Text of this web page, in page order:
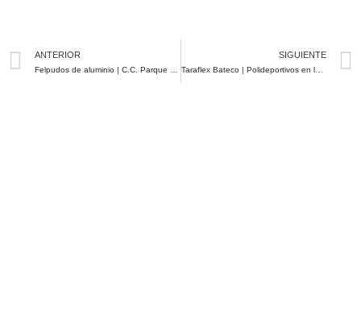
Prev
ANTERIOR SIGUIENTE
Taraflex Bateco | Polideportivos en la Región de Murcia